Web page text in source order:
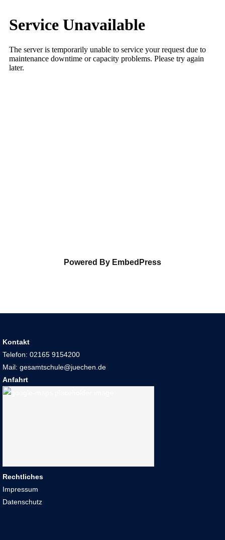
Powered By EmbedPress
Kontakt
Telefon: 02165 9154200
Mail: gesamtschule@juechen.de
Anfahrt
Rechtliches
Impressum
Datenschutz